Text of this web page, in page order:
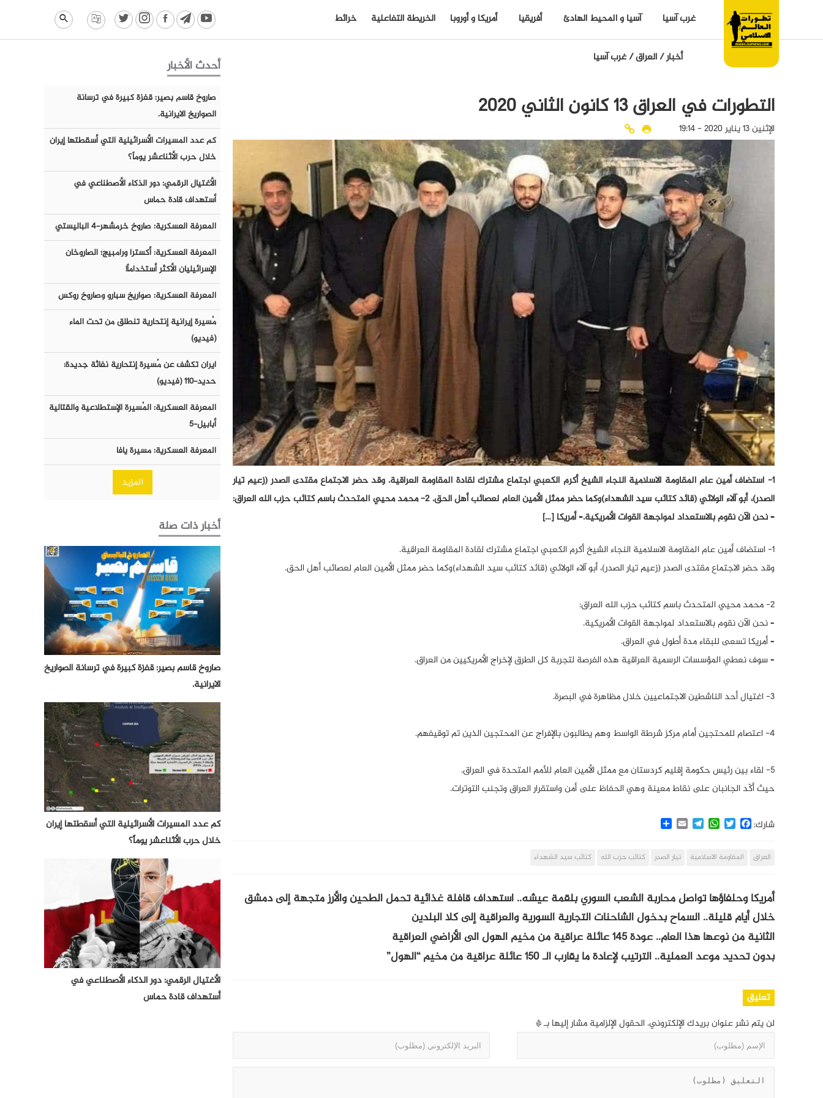
غرب آسيا آسيا و المحيط الهادئ أفريقيا أمريكا و أوروبا الخريطة التفاعلية خرائط
أخبار/العراق/غرب آسيا
التطورات في العراق 13 كانون الثاني 2020
الإثنين 13 يناير 2020 - 19:14
1- استضاف أمين عام المقاومة الاسلامية النجاء الشيخ أكرم الكعبي اجتماع مشترك لقادة المقاومة العراقية. وقد حضر الاجتماع مقتدى الصدر (زعيم تيار
الصدر)، أبو آلاء الولائي (قائد كتائب سيد الشهداء)وكما حضر ممثل الأمين العام لعصائب أهل الحق. 2- محمد محيي المتحدث باسم كتائب حزب الله العراق:
– نحن الآن نقوم بالاستعداد لمواجهة القوات الأمريكية.– أمريكا […]
1- استضاف أمين عام المقاومة الاسلامية النجاء الشيخ أكرم الكعبي اجتماع مشترك لقادة المقاومة العراقية.
وقد حضر الاجتماع مقتدى الصدر (زعيم تيار الصدر)، أبو آلاء الولائي (قائد كتائب سيد الشهداء)وكما حضر ممثل الأمين العام لعصائب أهل الحق.
2- محمد محيي المتحدث باسم كتائب حزب الله العراق:
– نحن الآن نقوم بالاستعداد لمواجهة القوات الأمريكية.
– أمريكا تسعى للبقاء مدة أطول في العراق.
– سوف نعطي المؤسسات الرسمية العراقية هذه الفرصة لتجربة كل الطرق لإخراج الأمريكيين من العراق.
3- اغتيال أحد الناشطين الاجتماعيين خلال مظاهرة في البصرة.
4- اعتصام للمحتجين أمام مركز شرطة الواسط وهم يطالبون بالإفراج عن المحتجين الذين تم توقيفهم.
5- لقاء بين رئيس حكومة إقليم كردستان مع ممثل الأمين العام للأمم المتحدة في العراق.
حيث أكّد الجانبان على نقاط معينة وهي الحفاظ على أمن واستقرار العراق وتجنب التوترات.
شارك: Facebook
Twitter
WhatsApp
Telegram
Email
العراق المقاومة الاسلامية تيار الصدر كتائب حزب الله كتائب سيد الشهداء
أمريكا وحلفاؤها تواصل محاربة الشعب السوري بلقمة عيشه.. استهداف قافلة غذائية تحمل الطحين والأرز متجهة إلى دمشق
خلال أيام قليلة.. السماح بدخول الشاحنات التجارية السورية والعراقية إلى كلا البلدين
الثانية من نوعها هذا العام.. عودة 145 عائلة عراقية من مخيم الهول الى الأراضي العراقية
بدون تحديد موعد العملية.. الترتيب لإعادة ما يقارب الـ 150 عائلة عراقية من مخيم “الهول”
تعليق
لن يتم نشر عنوان بريدك الإلكتروني. الحقول الإلزامية مشار إليها بـ*
أحدث الأخبار
صاروخ قاسم بصير: قفزة كبيرة في ترسانة
الصواريخ الايرانية.
كم عدد المسيرات الأسرائيلية التي أسقطتها إيران
خلال حرب الأثناعشر يوماً؟
الأغتيال الرقمي: دور الذكاء الأصطناعي في
أستهداف قادة حماس
المعرفة العسكرية: صاروخ خرمشهر-٤ الباليستي
المعرفة العسكرية: أكسترا ورامبيج؛ الصاروخان
الإسرائيليان الأكثر أستخداماً!
المعرفة العسكرية: صواريخ سبارو وصاروخ روكس
مُسيرة إيرانية إنتحارية تنطلق من تحت الماء
(فيديو)
ايران تكشف عن مُسيرة إنتحارية نفاثة جديدة:
حديد-١١٠ (فيديو)
المعرفة العسكرية: المُسيرة الإستطلاعية والقتالية
أبابيل-٥
المعرفة العسكرية: مسيرة يافا
المزيد
أخبار ذات صلة
صاروخ قاسم بصير: قفزة كبيرة في ترسانة الصواريخ
الايرانية.
كم عدد المسيرات الأسرائيلية التي أسقطتها إيران
خلال حرب الأثناعشر يوماً؟
الأغتيال الرقمي: دور الذكاء الأصطناعي في
أستهداف قادة حماس